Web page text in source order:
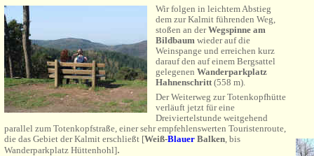
Wir folgen in leichtem Abstieg
dem zur Kalmit führenden Weg,
stoßen an derWegspinne am
Bildbaum wieder auf die
Weinspange und erreichen kurz
darauf den auf einem Bergsattel
gelegenen Wanderparkplatz
Hahnenschritt(558 m).
Der Weiterweg zur Totenkopfhütte
verläuft jetzt für eine
Dreiviertelstunde weitgehend
parallel zum Totenkopfstraße, einer sehr empfehlenswerten Touristenroute,
die das Gebiet der Kalmit erschließt [Weiß-Blauer Balken, bis
Wanderparkplatz Hüttenhohl].